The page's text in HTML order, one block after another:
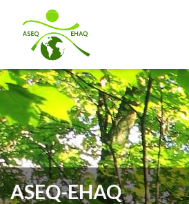
ASEQ-EHAQ